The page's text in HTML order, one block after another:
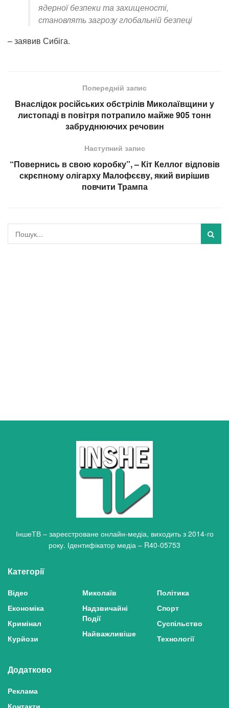
ядерної безпеки та захищеності,
становлять загрозу глобальній безпеці
– заявив Сибіга.
Попередній запис
Внаслідок російських обстрілів Миколаївщини у
листопаді в повітря потрапило майже 905 тонн
забруднюючих речовин
Наступний запис
“Повернись в свою коробку”, – Кіт Келлог відповів
скрєпному олігарху Малофєєву, який вирішив
повчити Трампа
ІншеТВ – зареєстроване онлайн-медіа, виходить з 2014-го
року. Ідентифікатор медіа – R40-05753
Категорії
Відео
Економіка
Кримінал
Курйози
Миколаїв
Надзвичайні
Події
Найважливіше
Політика
Спорт
Суспільство
Технології
Додатково
Реклама
Контакти